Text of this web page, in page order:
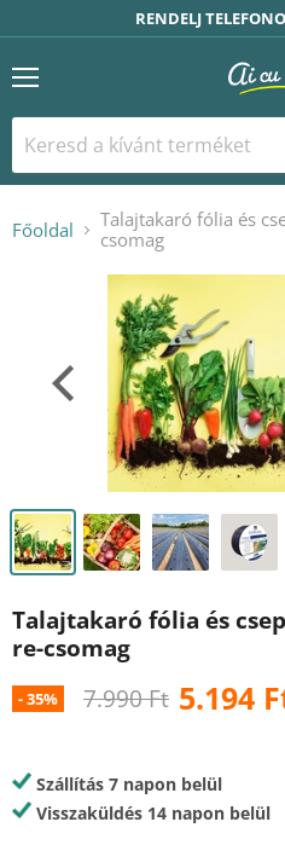
RENDELJ
Menü
Főoldal
Talajtakaró fólia és
csomag
Talajtakaró fólia és
re-csomag
-35% Eredeti ár
7.990 Ft Ár
5.194
Szállítás 7 napon belül
Visszaküldés 14 napon belül